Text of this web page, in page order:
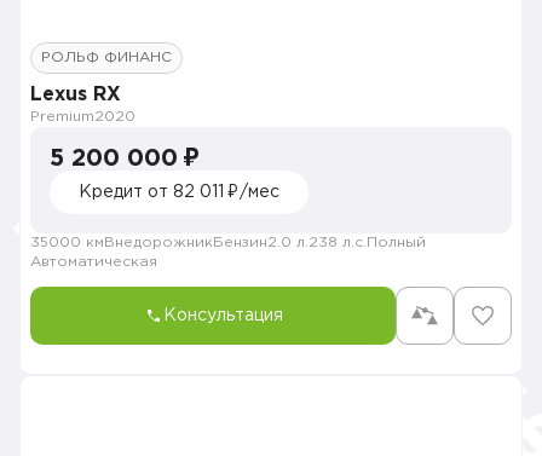
РОЛЬФ ФИНАНС
Lexus RX
Premium2020
5 200 000 ₽
Кредит от 82 011 ₽/мес
35000 км Внедорожник Бензин2.0 л. 238 л.с. Полный
Автоматическая
Консультация